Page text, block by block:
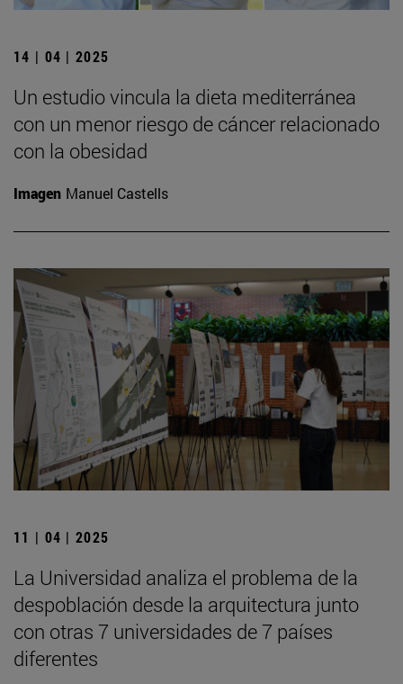
14 | 04 | 2025
Un estudio vincula la dieta mediterránea
con un menor riesgo de cáncer relacionado
con la obesidad
Imagen Manuel Castells
11 | 04 | 2025
La Universidad analiza el problema de la
despoblación desde la arquitectura junto
con otras 7 universidades de 7 países
diferentes